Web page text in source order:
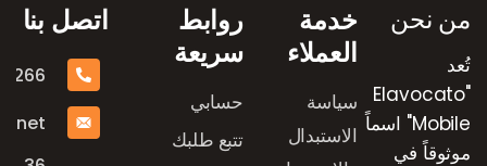
من نحن
تُعد
"Elavocato
Mobile" اسماً
موثوقاً في
خدمة
العملاء
سياسة
الاستبدال
روابط
سريعة
حسابي
تتبع طلبك
اتصل بنا